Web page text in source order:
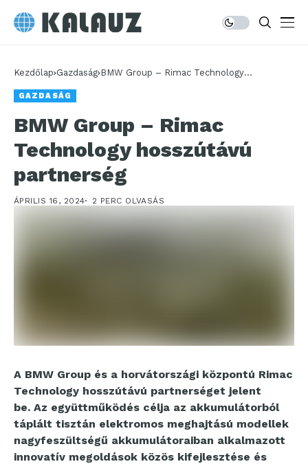
Kezdőlap Gazdaság BMW Group – Rimac Technology
GAZDASÁG
BMW Group – Rimac
Technology hosszútávú
partnerség
ÁPRILIS 16, 2024 2 PERC OLVASÁS
A BMW Group és a horvátországi központú Rimac
Technology hosszútávú partnerséget jelent
be. Az együttműködés célja az akkumulátorból
táplált tisztán elektromos meghajtású modellek
nagyfeszültségű akkumulátoraiban alkalmazott
innovatív megoldások közös kifejlesztése és